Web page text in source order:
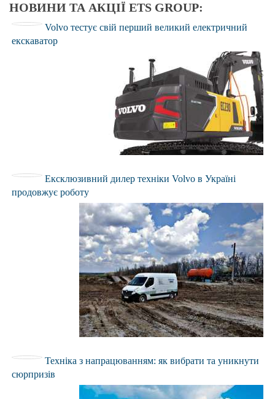
НОВИНИ ТА АКЦІЇ ETS GROUP:
Volvo тестує свій перший великий електричний
екскаватор
Ексклюзивний дилер техніки Volvo в Україні
продовжує роботу
Техніка з напрацюванням: як вибрати та уникнути
сюрпризів